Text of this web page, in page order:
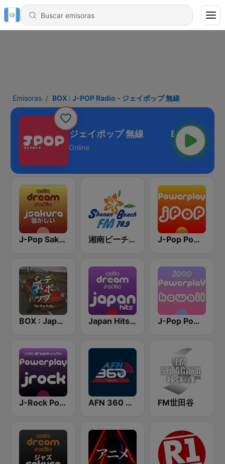
Emisoras BOX : J-POP Radio - ジェイポップ 無線
J-POP Radio - ジェイポップ 無線
Online
J-Pop Sakura 懐かしい 湘南ビーチFM (Shonan Beach FM) J-Pop Powerplay
BOX : Japan City Pop -日本のシティポップ Japan Hits - Asia DREAM Radio J-Pop Powerplay Kawaii
J-Rock Powerplay AFN 360 Tokyo (Japan Only) FM世田谷